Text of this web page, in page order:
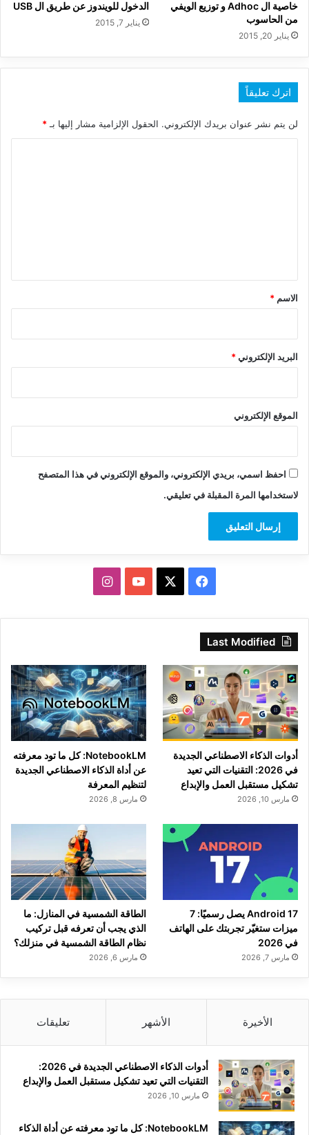
خاصية ال Adhoc و توزيع الويفي
من الحاسوب
يناير 20, 2015
الدخول للويندوز عن طريق ال USB
يناير 7, 2015
اترك تعليقاً
لن يتم نشر عنوان بريدك الإلكتروني. الحقول الإلزامية مشار إليها بـ*
*
الاسم *
البريد الإلكتروني*
الموقع الإلكتروني
احفظ اسمي، بريدي الإلكتروني، والموقع الإلكتروني في هذا المتصفح
لاستخدامها المرة المقبلة في تعليقي.
فيسبوك ‫YouTubeانستقرام
Last Modified
أدوات الذكاء الاصطناعي الجديدة
في 2026: التقنيات التي تعيد
تشكيل مستقبل العمل والإبداع
مارس 10, 2026
NotebookLM: كل ما تود معرفته
عن أداة الذكاء الاصطناعي الجديدة
لتنظيم المعرفة
مارس 8, 2026
Android 17 يصل رسميًا: 7
ميزات ستغيّر تجربتك على الهاتف
في 2026
مارس 7, 2026
الطاقة الشمسية في المنازل: ما
الذي يجب أن تعرفه قبل تركيب
نظام الطاقة الشمسية في منزلك؟
مارس 6, 2026
الأخيرة الأشهر تعليقات
أدوات الذكاء الاصطناعي الجديدة في 2026:
التقنيات التي تعيد تشكيل مستقبل العمل والإبداع
مارس 10, 2026
NotebookLM: كل ما تود معرفته عن أداة الذكاء